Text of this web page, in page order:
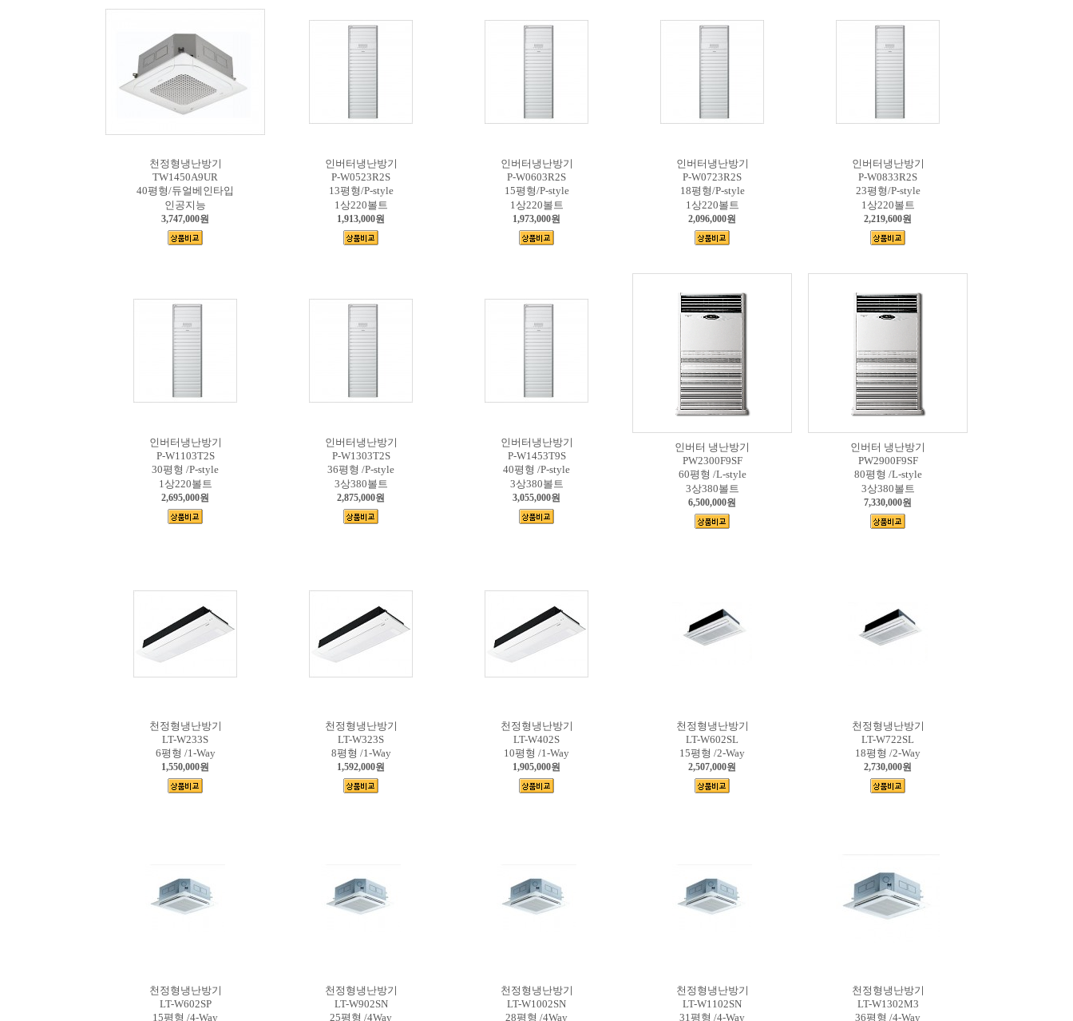
천정형냉난방기
TW1450A9UR
40평형/듀얼베인타입
인공지능
3,747,000원
인버터냉난방기
P-W0523R2S
13평형/P-style
1상220볼트
1,913,000원
인버터냉난방기
P-W0603R2S
15평형/P-style
1상220볼트
1,973,000원
인버터냉난방기
P-W0723R2S
18평형/P-style
1상220볼트
2,096,000원
인버터냉난방기
P-W0833R2S
23평형/P-style
1상220볼트
2,219,600원
인버터냉난방기
P-W1103T2S
30평형 /P-style
1상220볼트
2,695,000원
인버터냉난방기
P-W1303T2S
36평형 /P-style
3상380볼트
2,875,000원
인버터냉난방기
P-W1453T9S
40평형 /P-style
3상380볼트
3,055,000원
인버터 냉난방기
PW2300F9SF
60평형 /L-style
3상380볼트
6,500,000원
인버터 냉난방기
PW2900F9SF
80평형 /L-style
3상380볼트
7,330,000원
천정형냉난방기
LT-W233S
6평형 /1-Way
1,550,000원
천정형냉난방기
LT-W323S
8평형 /1-Way
1,592,000원
천정형냉난방기
LT-W402S
10평형 /1-Way
1,905,000원
천정형냉난방기
LT-W602SL
15평형 /2-Way
2,507,000원
천정형냉난방기
LT-W722SL
18평형 /2-Way
2,730,000원
천정형냉난방기
LT-W602SP
15평형 /4-Way
천정형냉난방기
LT-W902SN
25평형 /4Way
천정형냉난방기
LT-W1002SN
28평형 /4Way
천정형냉난방기
LT-W1102SN
31평형 /4-Way
천정형냉난방기
LT-W1302M3
36평형 /4-Way